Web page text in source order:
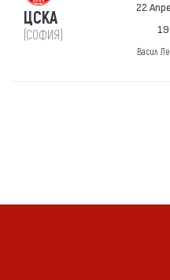
ЦСКА
(СОФИЯ)
22
Васил